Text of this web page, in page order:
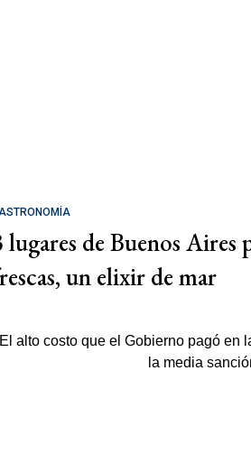
lugares de Buenos Aires
un elixir de mar